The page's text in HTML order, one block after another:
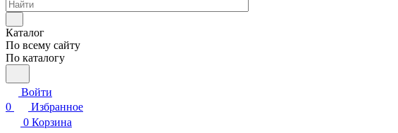
Каталог
По всему сайту
По каталогу
Войти
0
Избранное
0 Корзина